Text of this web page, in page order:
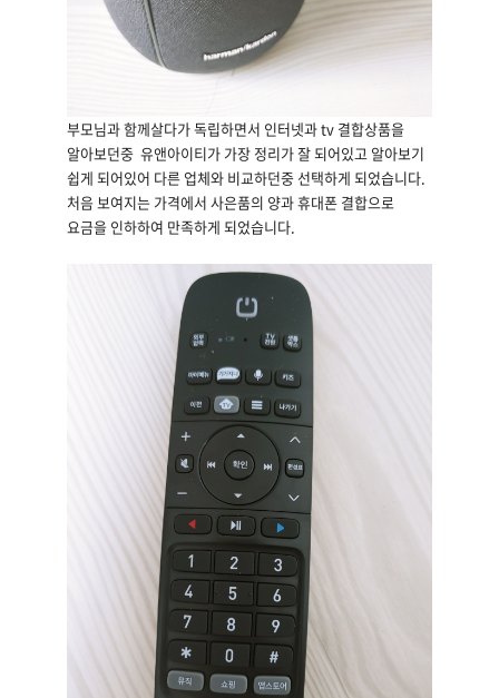
부모님과 함께살다가 독립하면서 인터넷과 tv 결합상품을
알아보던중 유앤아이티가 가장 정리가 잘 되어있고 알아보기
쉽게 되어있어 다른 업체와 비교하던중 선택하게 되었습니다.
처음 보여지는 가격에서 사은품의 양과 휴대폰 결합으로
요금을 인하하여 만족하게 되었습니다.